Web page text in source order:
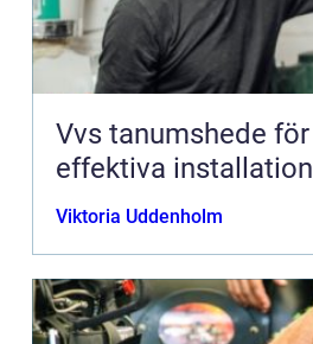
Vvs tanumshede
effektiva
Viktoria Uddenholm